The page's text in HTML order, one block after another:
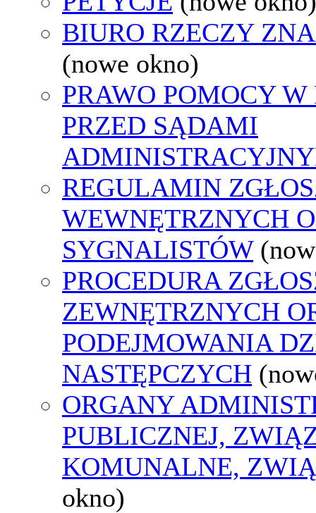
BIURO RZECZY
(nowe okno)
PRAWO POMOCY
PRZED SĄDAMI
REGULAMIN
WEWNĘTRZNYCH
SYGNALISTÓW
PROCEDURA
ZEWNĘTRZNYCH
PODEJMOWANIA
NASTĘPCZYCH
ORGANY
PUBLICZNEJ,
KOMUNALNE,
okno)